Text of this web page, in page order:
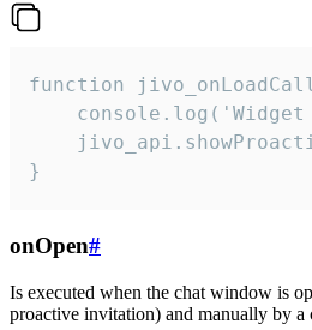
function
console.log('Widget
}
onOpen#
Is executed when the chat window is
proactive invitation) and manually by a